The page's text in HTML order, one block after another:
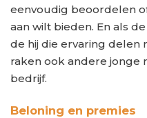
eenvoudig beoordelen
aan wilt bieden. En als
de hij die ervaring delen
raken ook andere jonge
bedrijf.
Beloning en premies